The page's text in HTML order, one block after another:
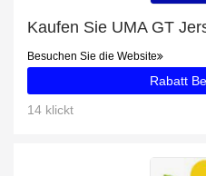
Besuchen Sie die Website
Rabatt
14 klickt